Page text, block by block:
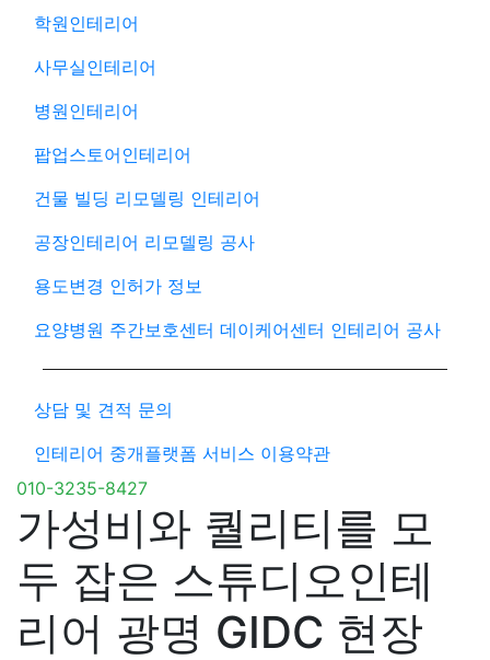
학원인테리어
사무실인테리어
병원인테리어
팝업스토어인테리어
건물 빌딩 리모델링 인테리어
공장인테리어 리모델링 공사
용도변경 인허가 정보
요양병원 주간보호센터 데이케어센터 인테리어 공사
상담 및 견적 문의
인테리어 중개플랫폼 서비스 이용약관
010-3235-8427
가성비와 퀄리티를 모
두 잡은 스튜디오인테
리어 광명 GIDC 현장